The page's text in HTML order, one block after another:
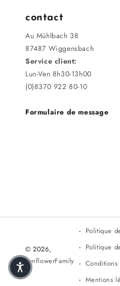
contact
Au Mühlbach 38
87487 Wiggensbach
Service client:
Lun-Ven 8h30-13h00
(0)8370 922 80-10
Formulaire de message
© 2026,
sunflowerFamily
Politique
Politique
Conditions
Mentions